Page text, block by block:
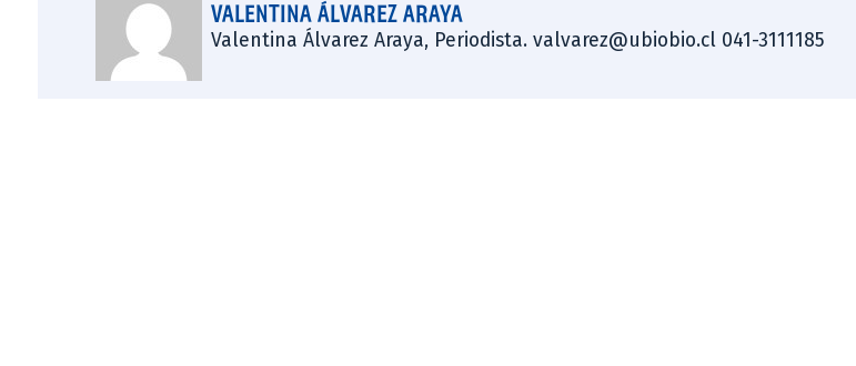
VALENTINA ÁLVAREZ ARAYA
Valentina Álvarez Araya, Periodista. valvarez@ubiobio.cl 041-3111185